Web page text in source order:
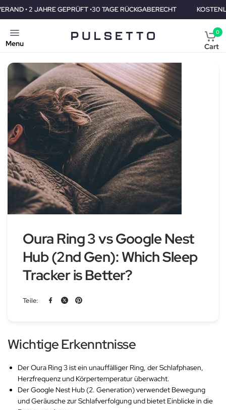
•30 TAGE RÜCKGABERECHT KOSTENLOSER VERAND • 2
Menu
0
Cart
Oura Ring 3 vs Google Nest
Hub (2nd Gen): Which Sleep
Tracker is Better?
Teile:
Wichtige Erkenntnisse
Der Oura Ring 3 ist ein unauffälliger Ring, der Schlafphasen,
Herzfrequenz und Körpertemperatur überwacht.
Der Google Nest Hub (2. Generation) verwendet Bewegung
und Geräusche zur Schlafverfolgung und bietet Einblicke in die